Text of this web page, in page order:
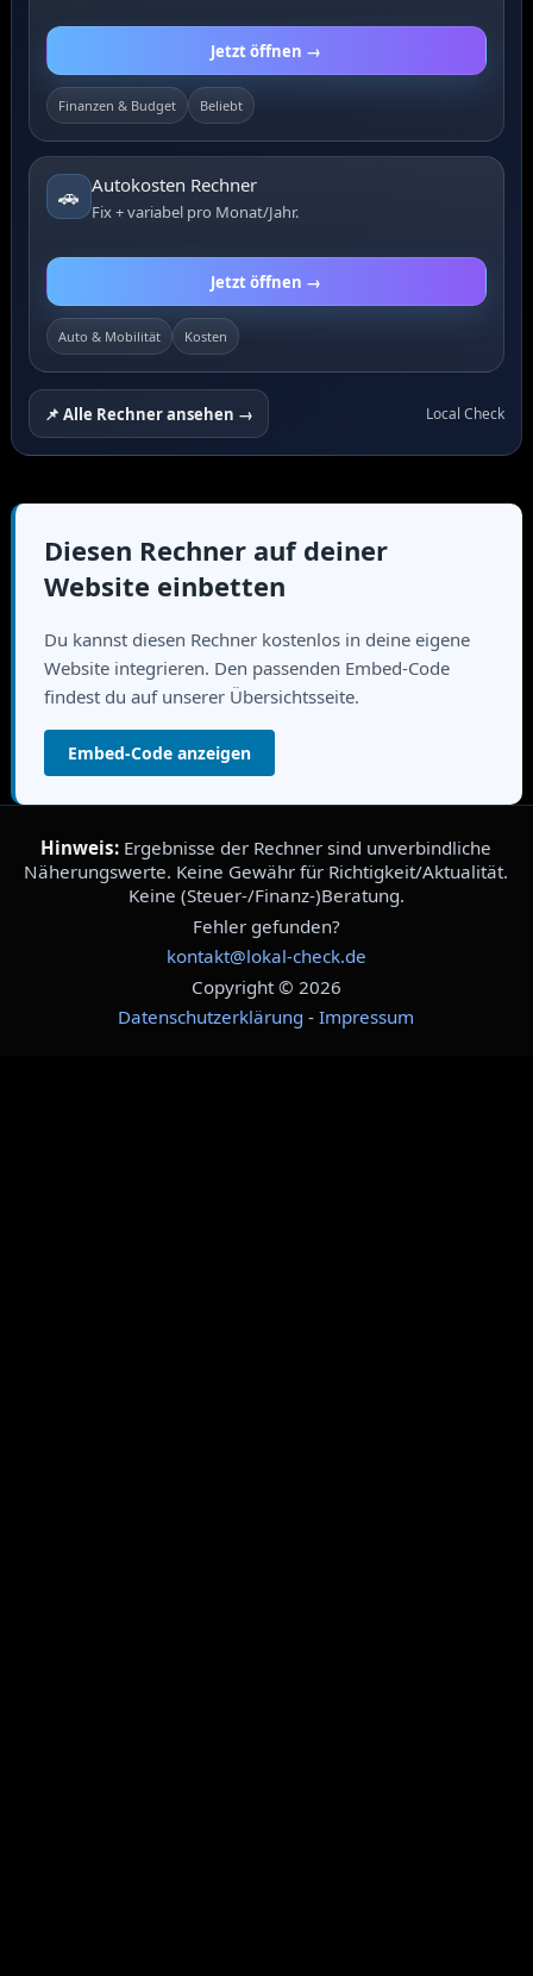
Jetzt öffnen →
Finanzen & Budget Beliebt
🚗 Autokosten Rechner
Fix + variabel pro Monat/Jahr.
Jetzt öffnen →
Auto & Mobilität Kosten
📌 Alle Rechner ansehen → Local Check
Diesen Rechner auf deiner
Website einbetten
Du kannst diesen Rechner kostenlos in deine eigene
Website integrieren. Den passenden Embed-Code
findest du auf unserer Übersichtsseite.
Embed-Code anzeigen
Hinweis: Ergebnisse der Rechner sind unverbindliche
Näherungswerte. Keine Gewähr für Richtigkeit/Aktualität.
Keine (Steuer-/Finanz-)Beratung.
Fehler gefunden?
kontakt@lokal-check.de
Copyright © 2026
Datenschutzerklärung -Impressum